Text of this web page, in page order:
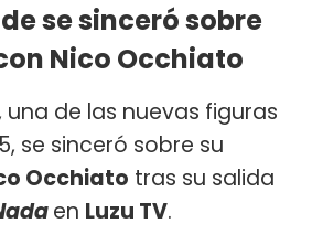
se sinceró sobre
Nico Occhiato
una de las nuevas figuras
se sinceró sobre su
Occhiato tras su salida
en Luzu TV.